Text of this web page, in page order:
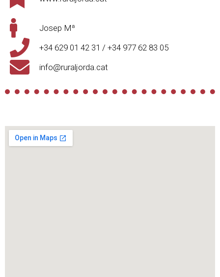
Josep Mª
+34 629 01 42 31 / +34 977 62 83 05
info@ruraljorda.cat